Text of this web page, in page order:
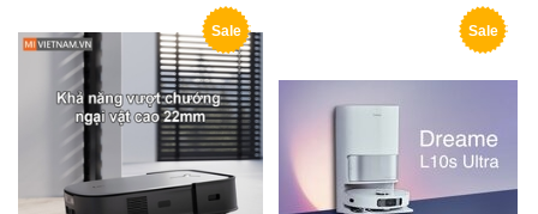
Sale Sale